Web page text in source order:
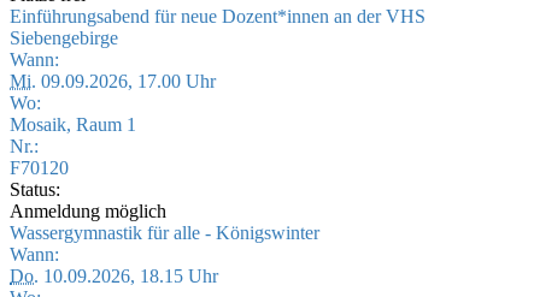
Einführungsabend für neue Dozent*innen an der VHS
Siebengebirge
Wann:
Mi. 09.09.2026, 17.00 Uhr
Wo:
Mosaik, Raum 1
Nr.:
F70120
Status:
Anmeldung möglich
Wassergymnastik für alle - Königswinter
Wann:
Do. 10.09.2026, 18.15 Uhr